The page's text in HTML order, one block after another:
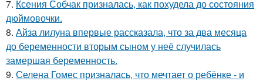
7. Ксения Собчак призналась, как похудела до состояния
дюймовочки.
8. Айза лилуна впервые рассказала, что за два месяца
до беременности вторым сыном у неё случилась
замершая беременность.
9. Селена Гомес призналась, что мечтает о ребёнке - и